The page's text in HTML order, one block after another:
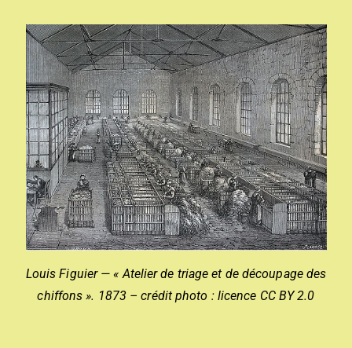
Louis Figuier — « Atelier de triage et de découpage des
chiffons ». 1873 – crédit photo : licence CC BY 2.0